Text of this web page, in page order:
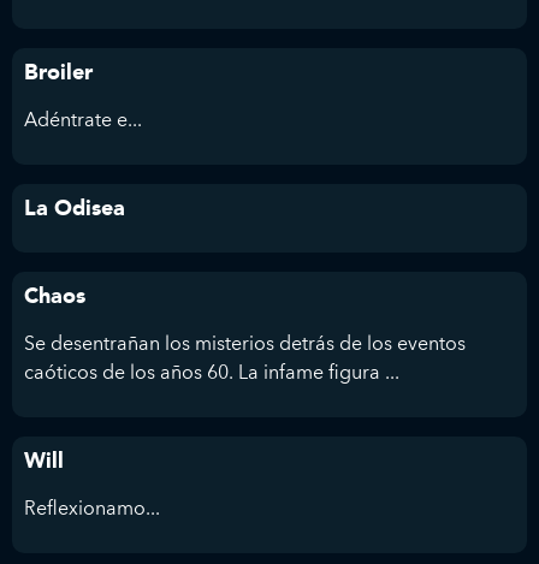
Broiler
Adéntrate e...
La Odisea
Chaos
Se desentrañan los misterios detrás de los eventos
caóticos de los años 60. La infame figura ...
Will
Reflexionamo...